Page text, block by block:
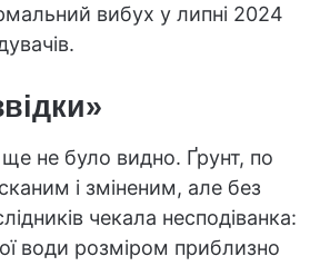
вибух у липні 2024
не було видно. Ґрунт, по
і зміненим, але без
чекала несподіванка:
води розміром приблизно